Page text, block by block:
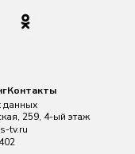
Контакты
данных
259, 4-ый этаж
tv.ru